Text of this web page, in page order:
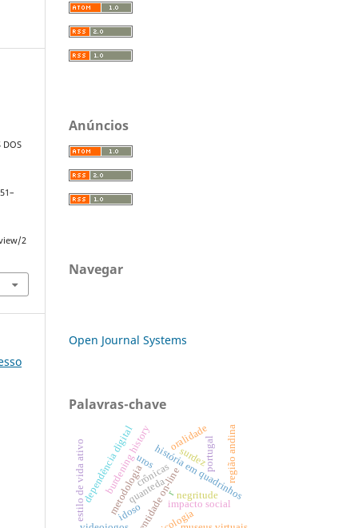
DOS
2
Anúncios
Navegar
Open Journal Systems
Palavras-chave
idosoidentidade on-line
história em quadrinhos
burdening history
metodologia
oralidade
dependência digital
estilo de vida ativo impacto social
uros
crônicas
surdez região andina
r
portugal
quanteda negritude